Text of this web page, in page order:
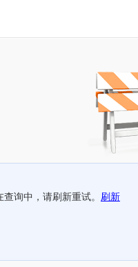
查询中，请刷新重试。 刷新